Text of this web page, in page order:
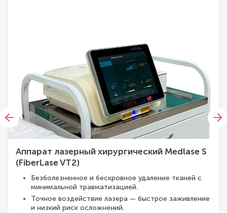
Аппарат лазерный хирургический Medlase S
(FiberLase VT2)
Безболезненное и бескровное удаление тканей с
минимальной травматизацией.
Точное воздействие лазера — быстрое заживление
и низкий риск осложнений.